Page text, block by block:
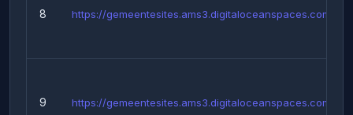
8 https://gemeentesites.ams3.digitaloceanspaces.com/...
9 https://gemeentesites.ams3.digitaloceanspaces.com/...